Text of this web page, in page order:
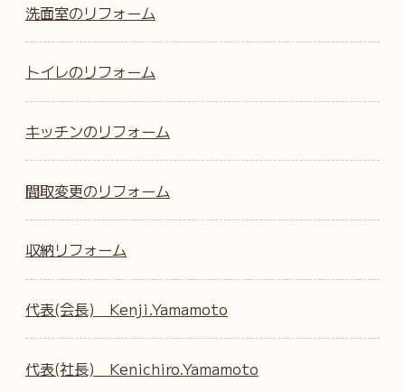
洗面室のリフォーム
トイレのリフォーム
キッチンのリフォーム
間取変更のリフォーム
収納リフォーム
代表(会長) Kenji.Yamamoto
代表(社長) Kenichiro.Yamamoto